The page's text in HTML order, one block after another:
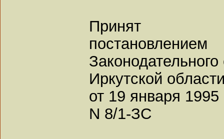
Принят
постановлением
Иркутской
от 19 января 1995
N 8/1-ЗС